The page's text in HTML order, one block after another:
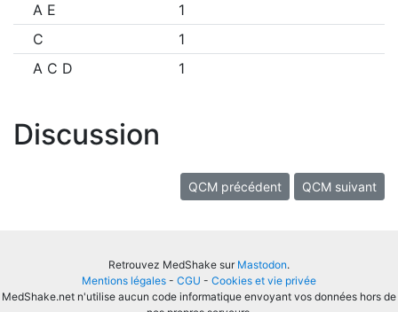
A E
1
C
1
A C D
1
Discussion
QCM précédent QCM suivant
Retrouvez MedShake sur Mastodon.
Mentions légales - CGU - Cookies et vie privée
MedShake.net n'utilise aucun code informatique envoyant vos données hors de